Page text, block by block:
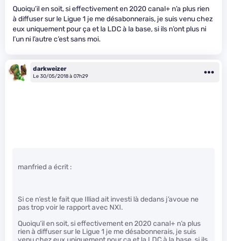
Quoiqu’il en soit, si effectivement en 2020 canal+ n’a plus rien
à diffuser sur le Ligue 1 je me désabonnerais, je suis venu chez
eux uniquement pour ça et la LDC à la base, si ils n’ont plus ni
l’un ni l’autre c’est sans moi.
darkweizer
Le 30/05/2018 à 07h29
manfried a écrit :
Si ce n’est le fait que Illiad ait investi là dedans j’avoue ne
pas trop voir le rapport avec NXI.
Quoiqu’il en soit, si effectivement en 2020 canal+ n’a plus
rien à diffuser sur le Ligue 1 je me désabonnerais, je suis